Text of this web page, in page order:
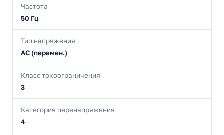
Частота
50 Гц
Тип напряжения
AC (перемен.)
Класс токоограничения
3
Категория перенапряжения
4